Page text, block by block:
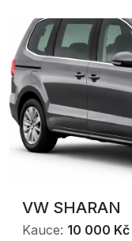
VW SHARAN
Kauce: 10 000 Kč